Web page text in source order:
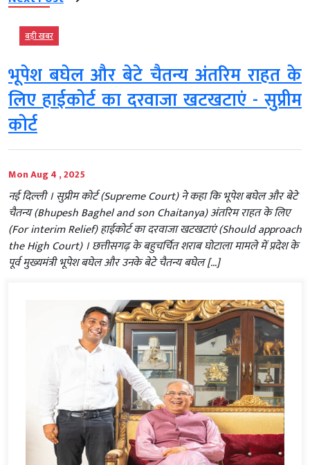
बड़ी खबर
भूपेश बघेल और बेटे चैतन्य अंतरिम राहत के
लिए हाईकोर्ट का दरवाजा खटखटाएं - सुप्रीम
कोर्ट
Mon Aug 4 , 2025
नई दिल्ली । सुप्रीम कोर्ट (Supreme Court) ने कहा कि भूपेश बघेल और बेटे
चैतन्य (Bhupesh Baghel and son Chaitanya) अंतरिम राहत के लिए
(For interim Relief) हाईकोर्ट का दरवाजा खटखटाएं (Should approach
the High Court) । छत्तीसगढ़ के बहुचर्चित शराब घोटाला मामले में प्रदेश के
पूर्व मुख्यमंत्री भूपेश बघेल और उनके बेटे चैतन्य बघेल […]